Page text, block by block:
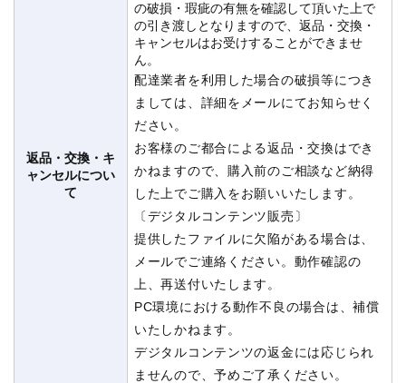
返品・交換・キ
ャンセルについ
て
の破損・瑕疵の有無を確認して頂いた上で
の引き渡しとなりますので、返品・交換・
キャンセルはお受けすることができませ
ん。
配達業者を利用した場合の破損等につき
ましては、詳細をメールにてお知らせく
ださい。
お客様のご都合による返品・交換はでき
かねますので、購入前のご相談など納得
した上でご購入をお願いいたします。
〔デジタルコンテンツ販売〕
提供したファイルに欠陥がある場合は、
メールでご連絡ください。動作確認の
上、再送付いたします。
PC環境における動作不良の場合は、補償
いたしかねます。
デジタルコンテンツの返金には応じられ
ませんので、予めご了承ください。